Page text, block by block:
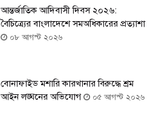
আন্তর্জাতিক আদিবাসী দিবস ২০২৬:
বৈচিত্র্যের বাংলাদেশে সমঅধিকারের প্রত্যাশা
০৮ আগস্ট ২০২৬
বোনাফাইড মশারি কারখানার বিরুদ্ধে শ্রম
আইন লঙ্ঘনের অভিযোগ
০৫ আগস্ট ২০২৬